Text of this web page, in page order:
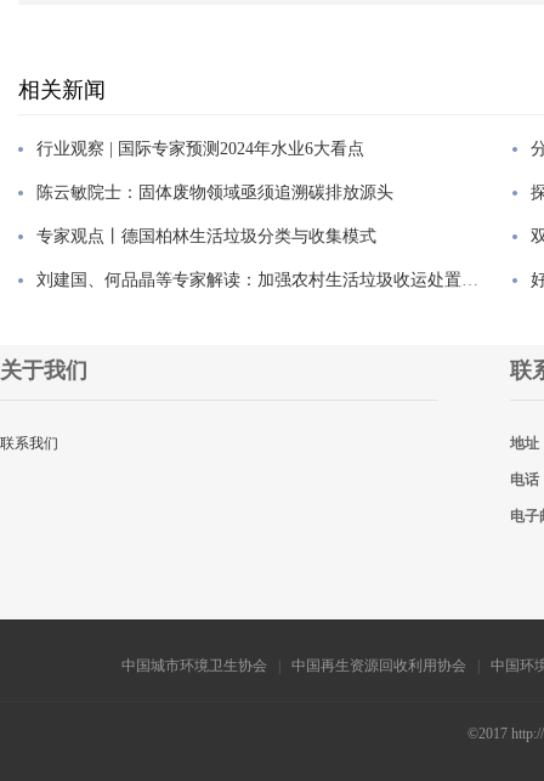
相关新闻
行业观察 | 国际专家预测2024年水业6大看点
陈云敏院士：固体废物领域亟须追溯碳排放源头
专家观点丨德国柏林生活垃圾分类与收集模式
关于我们
联系我们
联
地址
电话
电子
中国城市环境卫生协会 | 中国再生资源回收利用协会 | 中国环
©2017